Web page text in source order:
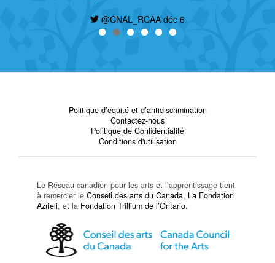
@CNAL_RCAA déc 6
Politique d’équité et d’antidiscrimination
Contactez-nous
Politique de Confidentialité
Conditions d'utilisation
Le Réseau canadien pour les arts et l’apprentissage tient
à remercier le Conseil des arts du Canada, La Fondation
Azrieli, et la Fondation Trillium de l’Ontario.